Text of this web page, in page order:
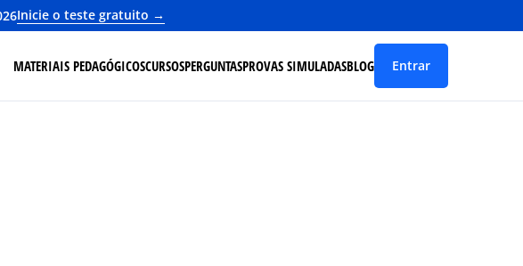
Inicie o teste gratuito →
MATERIAIS PEDAGÓGICOSCURSOSPERGUNTASPROVAS SIMULADASBLOG Entrar